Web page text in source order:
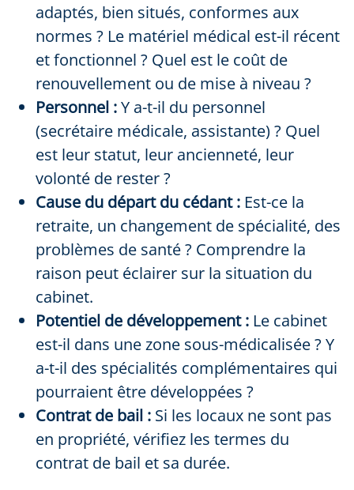
adaptés, bien situés, conformes aux
normes ? Le matériel médical est-il récent
et fonctionnel ? Quel est le coût de
renouvellement ou de mise à niveau ?
Personnel :Y a-t-il du personnel
(secrétaire médicale, assistante) ? Quel
est leur statut, leur ancienneté, leur
volonté de rester ?
Cause du départ du cédant : Est-ce la
retraite, un changement de spécialité, des
problèmes de santé ? Comprendre la
raison peut éclairer sur la situation du
cabinet.
Potentiel de développement : Le cabinet
est-il dans une zone sous-médicalisée ? Y
a-t-il des spécialités complémentaires qui
pourraient être développées ?
Contrat de bail : Si les locaux ne sont pas
en propriété, vérifiez les termes du
contrat de bail et sa durée.